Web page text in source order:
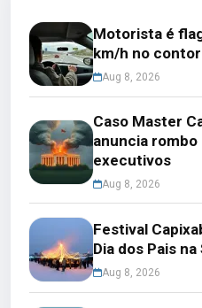
Motorista é
km/h no
Aug 8, 2026
Caso Master
anuncia
executivos
Aug 8, 2026
Festival
Dia dos Pais
Aug 8, 2026